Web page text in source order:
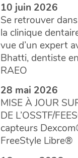
10 juin 2026
Se retrouver
la clinique
vue d’un expert
Bhatti, dentiste
RAEO
28 mai 2026
MISE À JOUR
DE L’OSSTF/
capteurs
FreeStyle Libre®